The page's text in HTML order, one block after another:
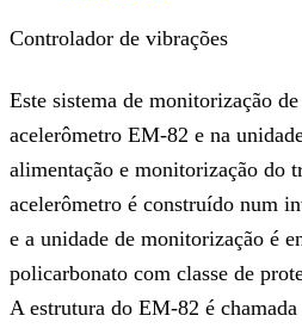
Controlador de vibrações
Este sistema de monitorização
acelerômetro EM-82 e na
alimentação e monitorização do
acelerômetro é construído num
e a unidade de monitorização é
policarbonato com classe de
A estrutura do EM-82 é